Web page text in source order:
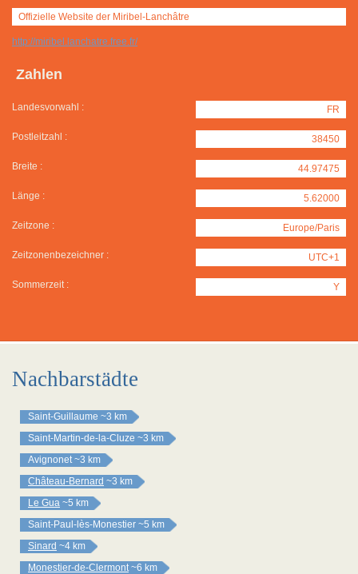
Offizielle Website der Miribel-Lanchâtre
http://miribel.lanchatre.free.fr/
Zahlen
Landesvorwahl : FR
Postleitzahl : 38450
Breite : 44.97475
Länge : 5.62000
Zeitzone : Europe/Paris
Zeitzonenbezeichner : UTC+1
Sommerzeit : Y
Nachbarstädte
Saint-Guillaume ~3 km
Saint-Martin-de-la-Cluze ~3 km
Avignonet ~3 km
Château-Bernard ~3 km
Le Gua ~5 km
Saint-Paul-lès-Monestier ~5 km
Sinard ~4 km
Monestier-de-Clermont ~6 km